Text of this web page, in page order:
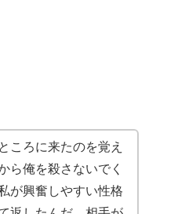
ころに来たのを覚え
ら俺を殺さないでく
が興奮しやすい性格